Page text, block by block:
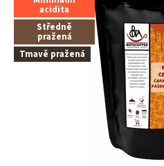
acidita
Středně
pražená
Tmavě pražená